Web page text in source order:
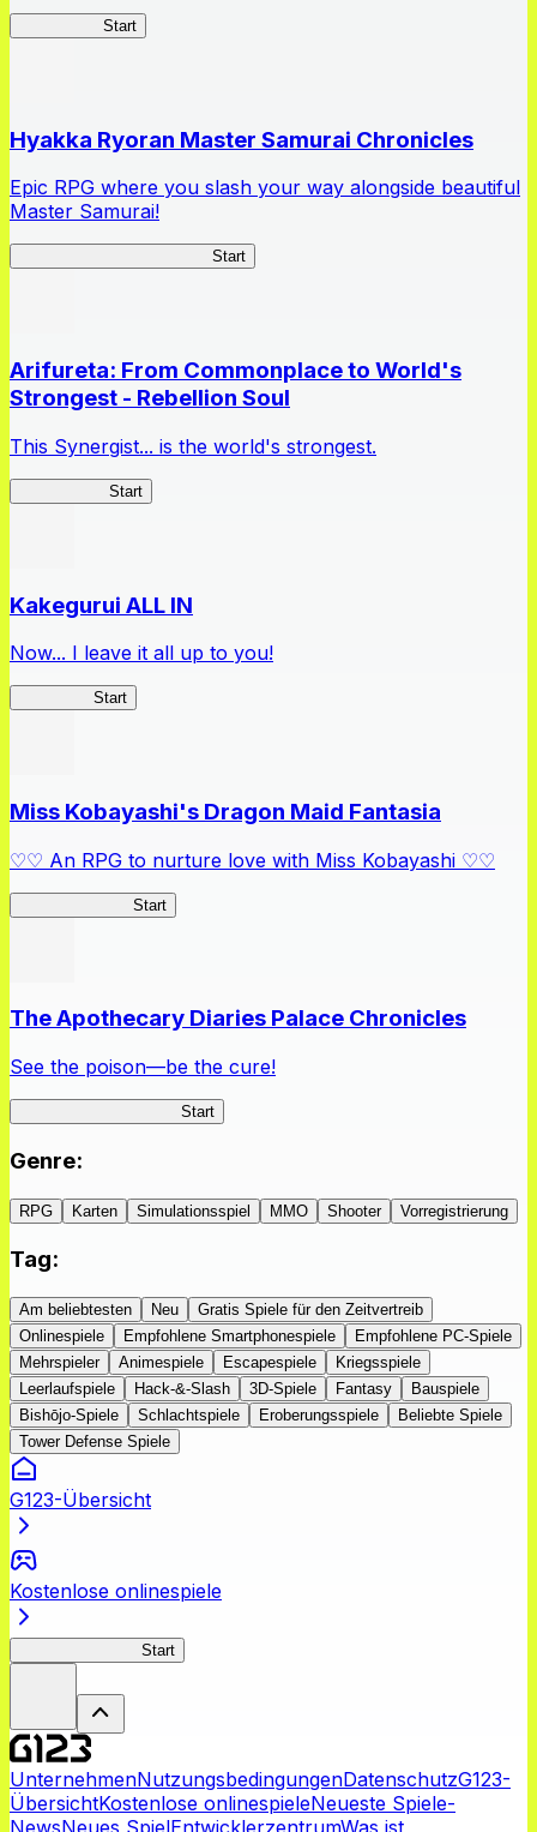
Start
Hyakka Ryoran Master Samurai Chronicles
Epic RPG where you slash your way alongside beautiful
Master Samurai!
Start
Arifureta: From Commonplace to World's
Strongest - Rebellion Soul
This Synergist... is the world's strongest.
Start
Kakegurui ALL IN
Now... I leave it all up to you!
Start
Miss Kobayashi's Dragon Maid Fantasia
♡♡ An RPG to nurture love with Miss Kobayashi ♡♡
Start
The Apothecary Diaries Palace Chronicles
See the poison—be the cure!
Start
Genre:
RPG Karten Simulationsspiel MMO Shooter Vorregistrierung
Tag:
Am beliebtesten Neu
Gratis Spiele für den Zeitvertreib
Onlinespiele
Empfohlene Smartphonespiele
Empfohlene PC-Spiele
Mehrspieler
Animespiele Escapespiele
Kriegsspiele
Leerlaufspiele
Hack-&-Slash 3D-Spiele Fantasy
Bauspiele
Bishōjo-Spiele
Schlachtspiele Eroberungsspiele
Beliebte Spiele
Tower Defense Spiele
G123-Übersicht
Kostenlose onlinespiele
Start
UnternehmenNutzungsbedingungenDatenschutzG123-
ÜbersichtKostenlose onlinespieleNeueste Spiele-
NewsNeues SpielEntwicklerzentrumWas ist